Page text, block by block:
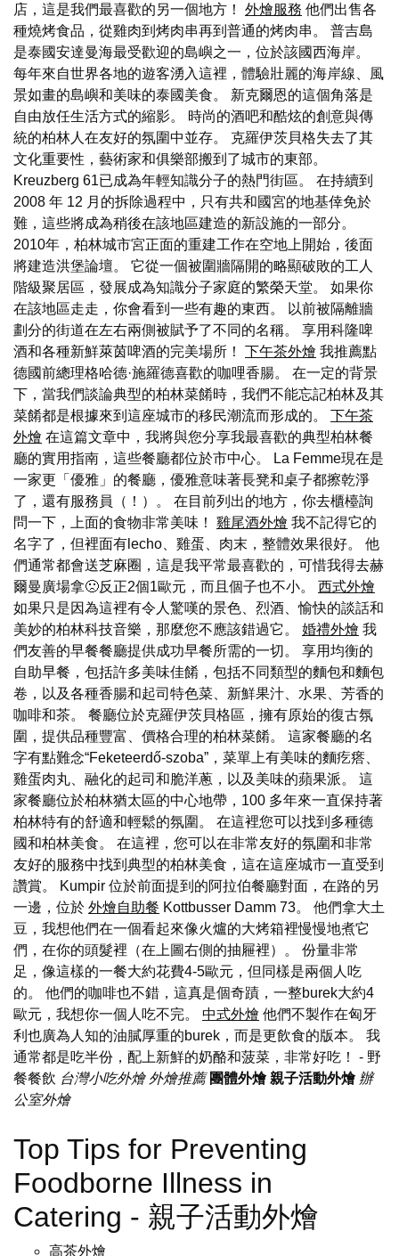
店，這是我們最喜歡的另一個地方！ 外燴服務 他們出售各
種燒烤食品，從雞肉到烤肉串再到普通的烤肉串。 普吉島
是泰國安達曼海最受歡迎的島嶼之一，位於該國西海岸。
每年來自世界各地的遊客湧入這裡，體驗壯麗的海岸線、風
景如畫的島嶼和美味的泰國美食。 新克爾恩的這個角落是
自由放任生活方式的縮影。 時尚的酒吧和酷炫的創意與傳
統的柏林人在友好的氛圍中並存。 克羅伊茨貝格失去了其
文化重要性，藝術家和俱樂部搬到了城市的東部。
Kreuzberg 61已成為年輕知識分子的熱門街區。 在持續到
2008 年 12 月的拆除過程中，只有共和國宮的地基倖免於
難，這些將成為稍後在該地區建造的新設施的一部分。
2010年，柏林城市宮正面的重建工作在空地上開始，後面
將建造洪堡論壇。 它從一個被圍牆隔開的略顯破敗的工人
階級聚居區，發展成為知識分子家庭的繁榮天堂。 如果你
在該地區走走，你會看到一些有趣的東西。 以前被隔離牆
劃分的街道在左右兩側被賦予了不同的名稱。 享用科隆啤
酒和各種新鮮萊茵啤酒的完美場所！ 下午茶外燴 我推薦點
德國前總理格哈德·施羅德喜歡的咖哩香腸。 在一定的背景
下，當我們談論典型的柏林菜餚時，我們不能忘記柏林及其
菜餚都是根據來到這座城市的移民潮流而形成的。 下午茶
外燴 在這篇文章中，我將與您分享我最喜歡的典型柏林餐
廳的實用指南，這些餐廳都位於市中心。 La Femme現在是
一家更「優雅」的餐廳，優雅意味著長凳和桌子都擦乾淨
了，還有服務員（！）。 在目前列出的地方，你去櫃檯詢
問一下，上面的食物非常美味！ 雞尾酒外燴 我不記得它的
名字了，但裡面有lecho、雞蛋、肉末，整體效果很好。 他
們通常都會送芝麻圈，這是我平常最喜歡的，可惜我得去赫
爾曼廣場拿🙁反正2個1歐元，而且個子也不小。 西式外燴
如果只是因為這裡有令人驚嘆的景色、烈酒、愉快的談話和
美妙的柏林科技音樂，那麼您不應該錯過它。 婚禮外燴 我
們友善的早餐餐廳提供成功早餐所需的一切。 享用均衡的
自助早餐，包括許多美味佳餚，包括不同類型的麵包和麵包
卷，以及各種香腸和起司特色菜、新鮮果汁、水果、芳香的
咖啡和茶。 餐廳位於克羅伊茨貝格區，擁有原始的復古氛
圍，提供品種豐富、價格合理的柏林菜餚。 這家餐廳的名
字有點難念“Feketeerdő-szoba”，菜單上有美味的麵疙瘩、
雞蛋肉丸、融化的起司和脆洋蔥，以及美味的蘋果派。 這
家餐廳位於柏林猶太區的中心地帶，100 多年來一直保持著
柏林特有的舒適和輕鬆的氛圍。 在這裡您可以找到多種德
國和柏林美食。 在這裡，您可以在非常友好的氛圍和非常
友好的服務中找到典型的柏林美食，這在這座城市一直受到
讚賞。 Kumpir 位於前面提到的阿拉伯餐廳對面，在路的另
一邊，位於 外燴自助餐 Kottbusser Damm 73。 他們拿大土
豆，我想他們在一個看起來像火爐的大烤箱裡慢慢地煮它
們，在你的頭髮裡（在上圖右側的抽屜裡）。 份量非常
足，像這樣的一餐大約花費4-5歐元，但同樣是兩個人吃
的。 他們的咖啡也不錯，這真是個奇蹟，一整burek大約4
歐元，我想你一個人吃不完。 中式外燴 他們不製作在匈牙
利也廣為人知的油膩厚重的burek，而是更飲食的版本。 我
通常都是吃半份，配上新鮮的奶酪和菠菜，非常好吃！ - 野
餐餐飲 台灣小吃外燴 外燴推薦 團體外燴 親子活動外燴 辦
公室外燴
Top Tips for Preventing
Foodborne Illness in
Catering - 親子活動外燴
高茶外燴